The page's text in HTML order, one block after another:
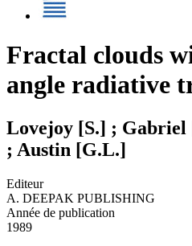
Fractal clouds
angle radiative
Lovejoy [S.] ; Gabriel
; Austin [G.L.]
Editeur
A. DEEPAK PUBLISHING
Année de publication
1989